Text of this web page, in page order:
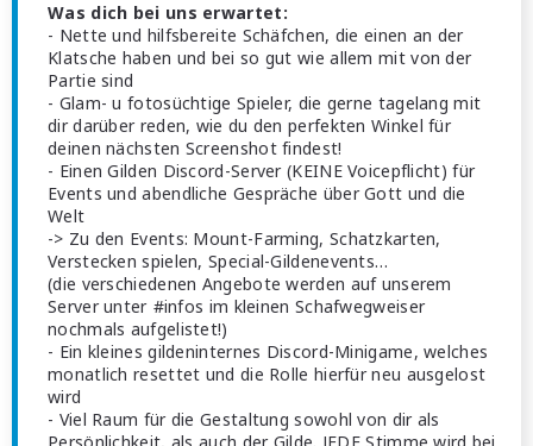
Was dich bei uns erwartet:
- Nette und hilfsbereite Schäfchen, die einen an der
Klatsche haben und bei so gut wie allem mit von der
Partie sind
- Glam- u fotosüchtige Spieler, die gerne tagelang mit
dir darüber reden, wie du den perfekten Winkel für
deinen nächsten Screenshot findest!
- Einen Gilden Discord-Server (KEINE Voicepflicht) für
Events und abendliche Gespräche über Gott und die
Welt
-> Zu den Events: Mount-Farming, Schatzkarten,
Verstecken spielen, Special-Gildenevents…
(die verschiedenen Angebote werden auf unserem
Server unter ⁠⁠#infos im kleinen Schafwegweiser
nochmals aufgelistet!)
- Ein kleines gildeninternes Discord-Minigame, welches
monatlich resettet und die Rolle hierfür neu ausgelost
wird
- Viel Raum für die Gestaltung sowohl von dir als